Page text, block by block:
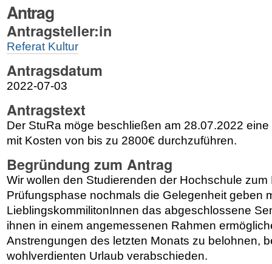
Antrag
Antragsteller:in
Referat Kultur
Antragsdatum
2022-07-03
Antragstext
Der StuRa möge beschließen am 28.07.2022
mit Kosten von bis zu 2800€ durchzuführen.
Begründung zum Antrag
Wir wollen den Studierenden der Hochschule zum
Prüfungsphase nochmals die Gelegenheit geben
LieblingskommilitonInnen das abgeschlossene
ihnen in einem angemessenen Rahmen
Anstrengungen des letzten Monats zu belohnen,
wohlverdienten Urlaub verabschieden.